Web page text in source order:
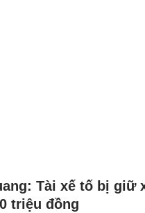
Tài xế tố bị giữ
triệu đồng